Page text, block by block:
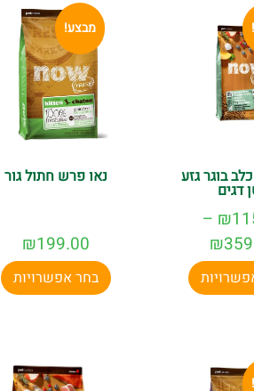
בוגר גזע
דגים
₪
–
₪
מבצע!
נאו פרש חתול גור
₪199.00
בחר אפשרויות